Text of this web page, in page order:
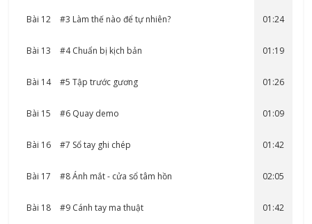
Bài 12 #3 Làm thế nào để tự nhiên? 01:24
Bài 13 #4 Chuẩn bị kịch bản 01:19
Bài 14 #5 Tập trước gương 01:26
Bài 15 #6 Quay demo 01:09
Bài 16 #7 Sổ tay ghi chép 01:42
Bài 17 #8 Ánh mắt - cửa sổ tâm hồn 02:05
Bài 18 #9 Cánh tay ma thuật 01:42